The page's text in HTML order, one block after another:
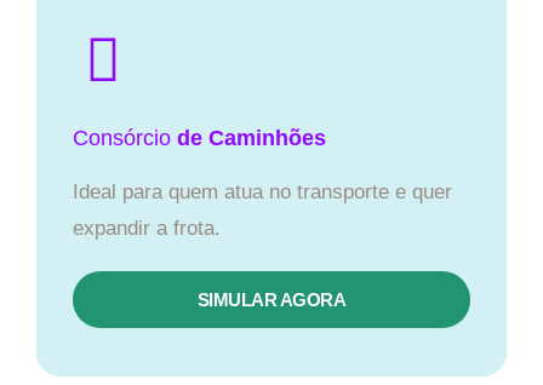
Consórcio de Caminhões
Ideal para quem atua no transporte e quer
expandir a frota.
SIMULAR AGORA